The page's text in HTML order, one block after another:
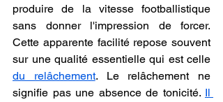
produire de la vitesse footballistique
sans donner l'impression de forcer.
Cette apparente facilité repose souvent
du relâchement. Le relâchement ne
signifie pas une absence de tonicité. Il